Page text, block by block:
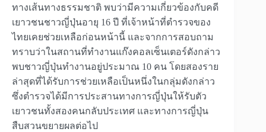
ทางเส้นทางธรรมชาติ พบว่ามีความเกี่ยวข้องกับคดี
เยาวชนชาวญี่ปุ่นอายุ 16 ปี ที่เจ้าหน้าที่ตำรวจของ
ไทยเคยช่วยเหลือก่อนหน้านี้ และจากการสอบถาม
ทราบว่าในสถานที่ทำงานแก๊งคอลเซ็นเตอร์ดังกล่าว
พบชาวญี่ปุ่นทำงานอยู่ประมาณ 10 คน โดยสองราย
ล่าสุดที่ได้รับการช่วยเหลือเป็นหนึ่งในกลุ่มดังกล่าว
ซึ่งตำรวจได้มีการประสานทางการญี่ปุ่นให้รับตัว
เยาวชนทั้งสองคนกลับประเทศ และทางการญี่ปุ่น
สืบสวนขยายผลต่อไป